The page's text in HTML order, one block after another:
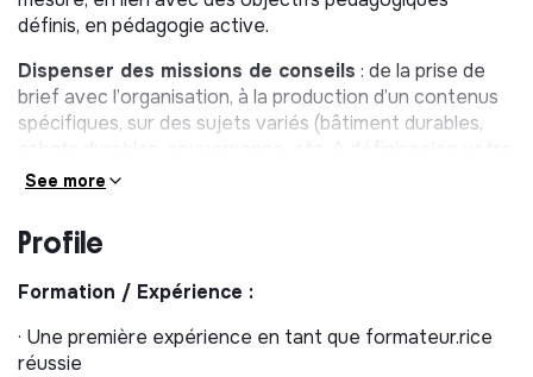
définis, en pédagogie active.
Dispenser des missions de conseils : de la prise de
brief avec l’organisation, à la production d’un contenus
spécifiques, sur des sujets variés (bâtiment durables,
achats durables, gouvernance, etc. A définir selon votre
profil).
sujets de la démarche Label Vie.
See more
Profile
Formation / Expérience :
· Une première expérience en tant que formateur.rice
réussie